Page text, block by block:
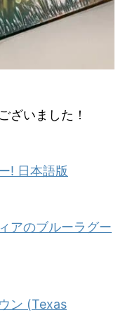
ざいました！
! 日本語版
アのブルーラグー
ン (Texas